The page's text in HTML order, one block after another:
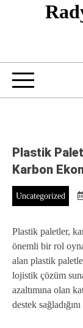
Plastik
Karbon
Uncategorized
Plastik paletler,
önemli bir rol
alan plastik
lojistik çözüm
azaltımına olan
destek